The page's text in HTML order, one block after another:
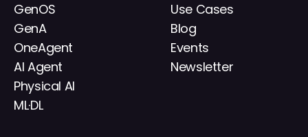
GenOS
GenA
OneAgent
AI Agent
Physical AI
ML·DL
Use Cases
Blog
Events
Newsletter